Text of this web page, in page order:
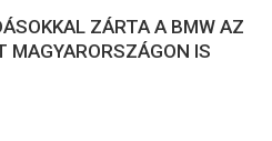
ZÁRTA A BMW AZ
MAGYARORSZÁGON IS